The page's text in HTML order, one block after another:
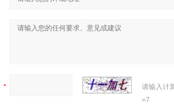
请输入计
=7